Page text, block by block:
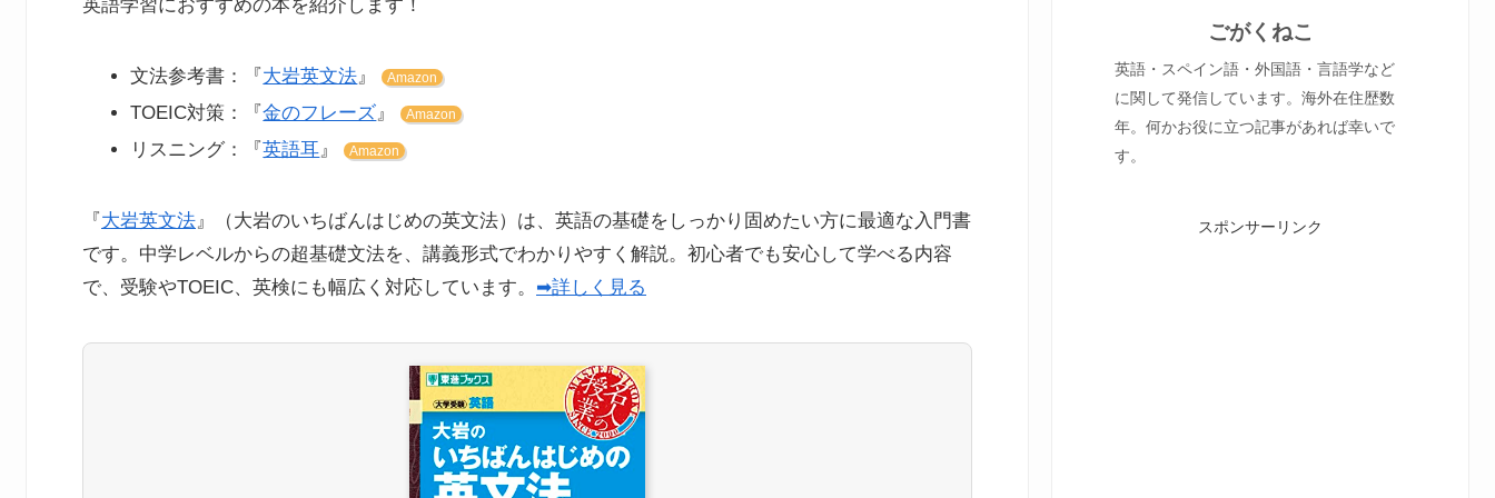
英語学習におすすめの本を紹介します！
文法参考書：『大岩英文法 』 Amazon
TOEIC対策：『金のフレーズ』 Amazon
リスニング：『英語耳』 Amazon
『 大岩英文法』（大岩のいちばんはじめの英文法）は、英語の基礎をしっかり固めたい方に最適な入門書
です。中学レベルからの超基礎文法を、講義形式でわかりやすく解説。初心者でも安心して学べる内容
で、受験やTOEIC、英検にも幅広く対応しています。 ➡詳しく見る
ごがくねこ
英語・スペイン語・外国語・言語学など
に関して発信しています。海外在住歴数
年。何かお役に立つ記事があれば幸いで
す。
スポンサーリンク